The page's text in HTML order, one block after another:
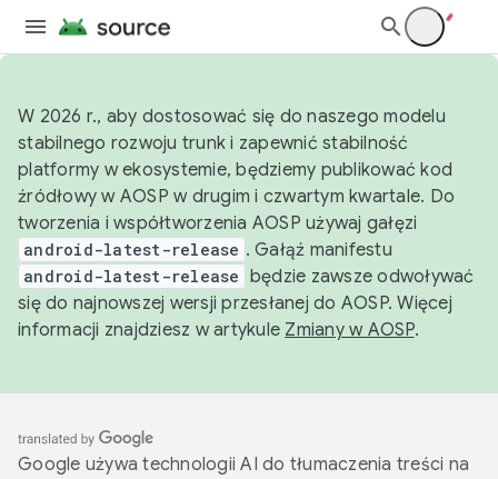
W 2026 r., aby dostosować się do naszego modelu
stabilnego rozwoju trunk i zapewnić stabilność
platformy w ekosystemie, będziemy publikować kod
źródłowy w AOSP w drugim i czwartym kwartale. Do
tworzenia i współtworzenia AOSP używaj gałęzi
android-latest-release . Gałąź manifestu
android-latest-release będzie zawsze odwoływać
się do najnowszej wersji przesłanej do AOSP. Więcej
informacji znajdziesz w artykule Zmiany w AOSP.
Google używa technologii AI do tłumaczenia treści na